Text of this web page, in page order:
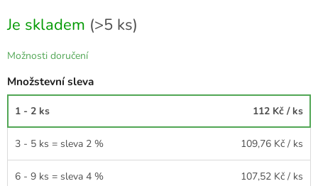
cena:
Je skladem (>5 ks)
Možnosti doručení
Množstevní sleva
1 - 2 ks 112 Kč / ks
3 - 5 ks = sleva 2 % 109,76 Kč / ks
6 - 9 ks = sleva 4 % 107,52 Kč / ks